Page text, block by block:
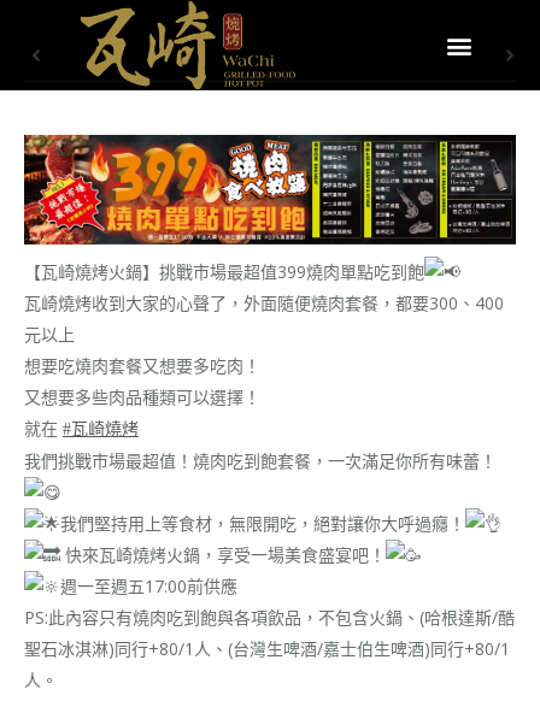
【瓦崎燒烤火鍋】挑戰市場最超值399燒肉單點吃到飽
瓦崎燒烤收到大家的心聲了，外面隨便燒肉套餐，都要300、400
元以上
想要吃燒肉套餐又想要多吃肉！
又想要多些肉品種類可以選擇！
就在 #瓦崎燒烤
我們挑戰市場最超值！燒肉吃到飽套餐，一次滿足你所有味蕾！
我們堅持用上等食材，無限開吃，絕對讓你大呼過癮！
快來瓦崎燒烤火鍋，享受一場美食盛宴吧！
週一至週五17:00前供應
PS:此內容只有燒肉吃到飽與各項飲品，不包含火鍋、(哈根達斯/酷
聖石冰淇淋)同行+80/1人、(台灣生啤酒/嘉士伯生啤酒)同行+80/1
人。